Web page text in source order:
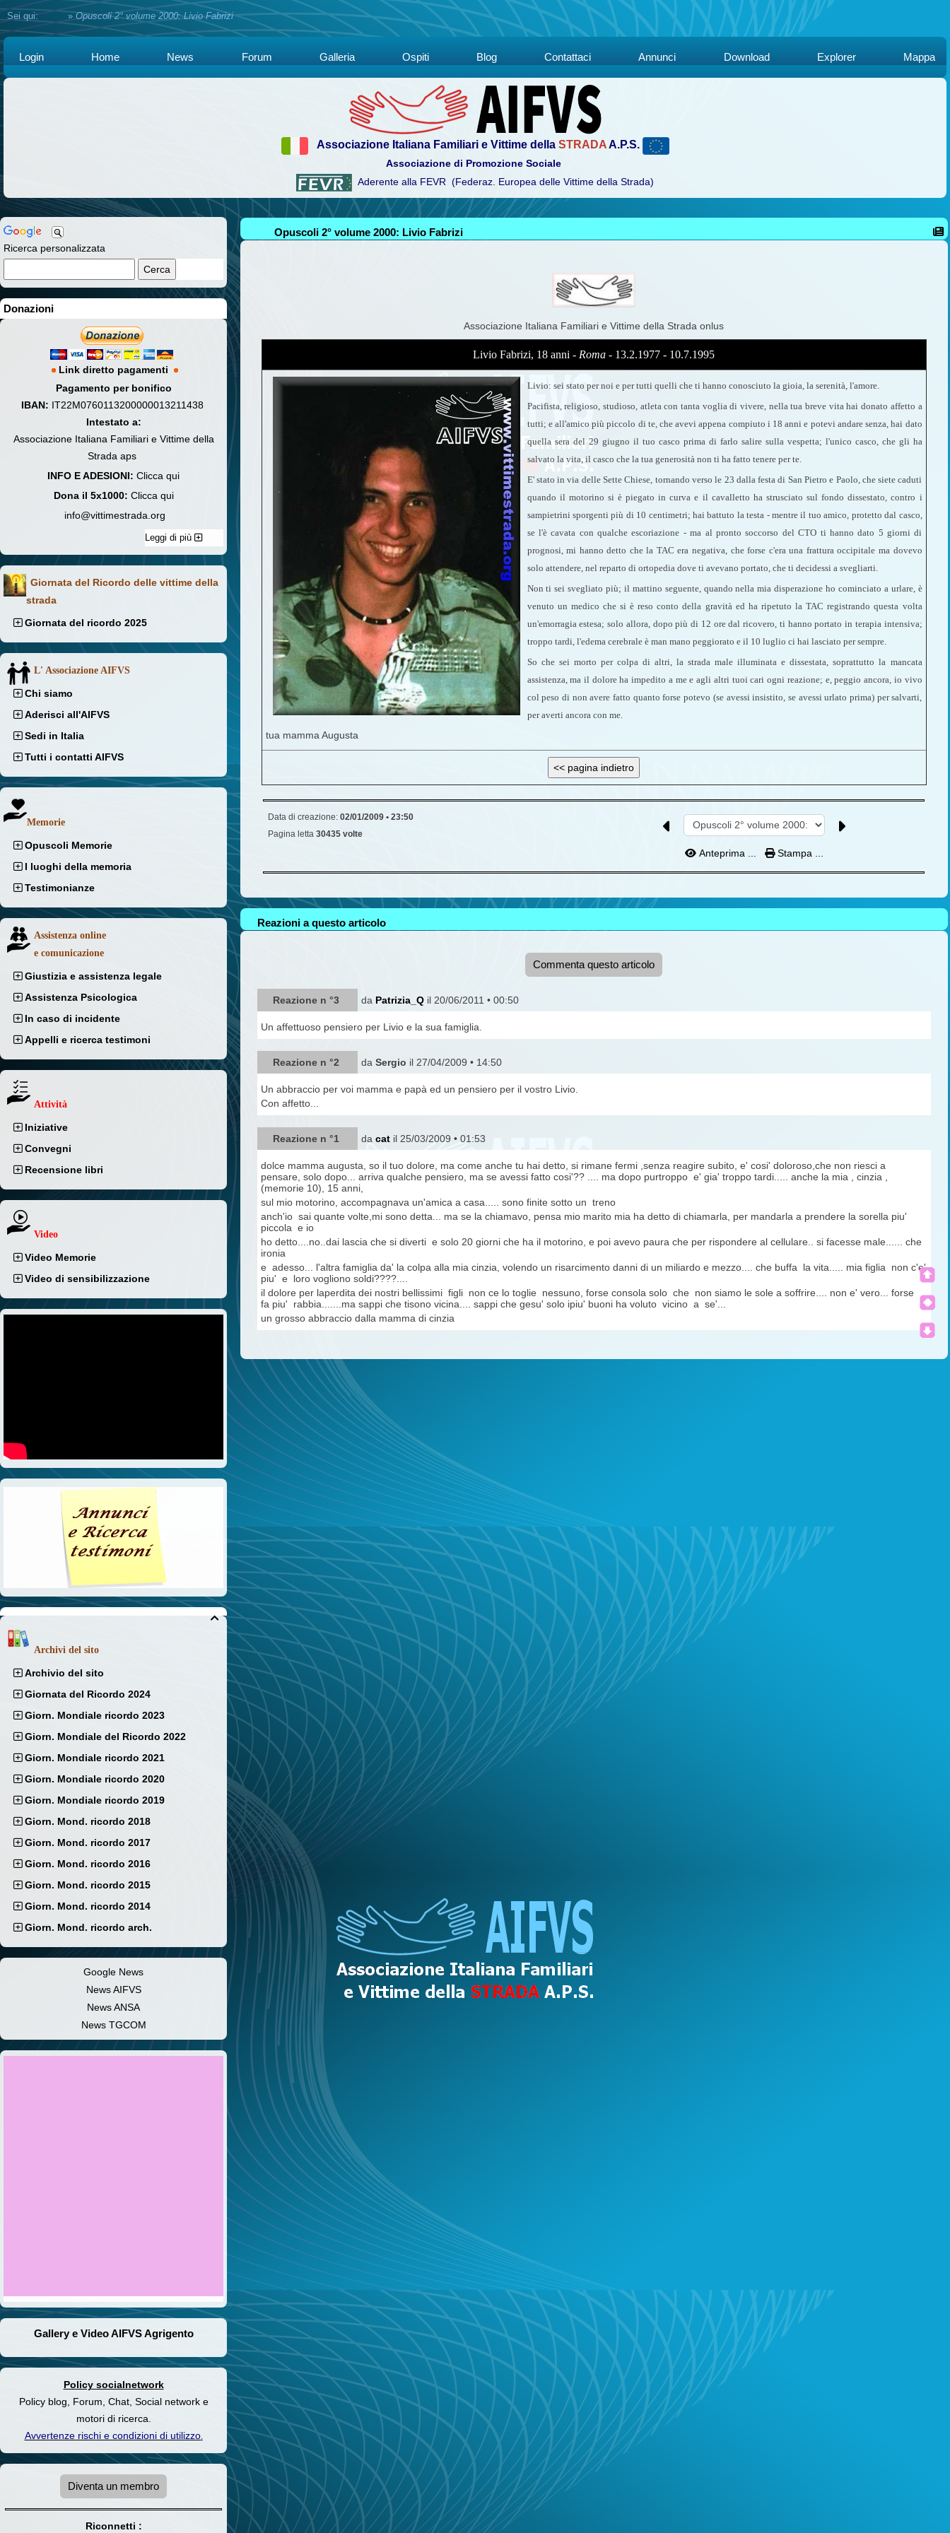
Sei qui:Home »Opuscoli 2° volume 2000: Livio Fabrizi
Login Home News Forum Galleria Ospiti Blog Contattaci Annunci Download Explorer Mappa
Associazione Italiana Familiari e Vittime della STRADAA.P.S.
Associazione di Promozione Sociale
Aderente alla FEVR (Federaz. Europea delle Vittime della Strada)
Ricerca personalizzata
Donazioni
Link diretto pagamenti
Pagamento per bonifico
IBAN: IT22M0760113200000013211438
Intestato a:
Associazione Italiana Familiari e Vittime della
Strada aps
INFO E ADESIONI: Clicca qui
Dona il 5x1000: Clicca qui
info@vittimestrada.org
Leggi di più
Giornata del Ricordo delle vittime della
strada
Giornata del ricordo 2025
L' Associazione AIFVS
Chi siamo
Aderisci all'AIFVS
Sedi in Italia
Tutti i contatti AIFVS
Memorie
Opuscoli Memorie
I luoghi della memoria
Testimonianze
Assistenza online
e comunicazione
Giustizia e assistenza legale
Assistenza Psicologica
In caso di incidente
Appelli e ricerca testimoni
Attività
Iniziative
Convegni
Recensione libri
Video
Video Memorie
Video di sensibilizzazione

Archivi del sito
Archivio del sito
Giornata del Ricordo 2024
Giorn. Mondiale ricordo 2023
Giorn. Mondiale del Ricordo 2022
Giorn. Mondiale ricordo 2021
Giorn. Mondiale ricordo 2020
Giorn. Mondiale ricordo 2019
Giorn. Mond. ricordo 2018
Giorn. Mond. ricordo 2017
Giorn. Mond. ricordo 2016
Giorn. Mond. ricordo 2015
Giorn. Mond. ricordo 2014
Giorn. Mond. ricordo arch.
Google News
News AIFVS
News ANSA
News TGCOM
Gallery e Video AIFVS Agrigento
Policy socialnetwork
Policy blog, Forum, Chat, Social network e
motori di ricerca.
Avvertenze rischi e condizioni di utilizzo.
Diventa un membro
Riconnetti :
Opuscoli 2° volume 2000: Livio Fabrizi
Associazione Italiana Familiari e Vittime della Strada onlus
Livio Fabrizi, 18 anni - Roma - 13.2.1977 - 10.7.1995
Livio: sei stato per noi e per tutti quelli che ti hanno conosciuto la gioia, la serenità, l'amore.
Pacifista, religioso, studioso, atleta con tanta voglia di vivere, nella tua breve vita hai donato affetto a
tutti; e all'amico più piccolo di te, che avevi appena compiuto i 18 anni e potevi andare senza, hai dato
quella sera del 29 giugno il tuo casco prima di farlo salire sulla vespetta; l'unico casco, che gli ha
salvato la vita, il casco che la tua generosità non ti ha fatto tenere per te.
E' stato in via delle Sette Chiese, tornando verso le 23 dalla festa di San Pietro e Paolo, che siete caduti
quando il motorino si è piegato in curva e il cavalletto ha strusciato sul fondo dissestato, contro i
sampietrini sporgenti più di 10 centimetri; hai battuto la testa - mentre il tuo amico, protetto dal casco,
se l'è cavata con qualche escoriazione - ma al pronto soccorso del CTO ti hanno dato 5 giorni di
prognosi, mi hanno detto che la TAC era negativa, che forse c'era una frattura occipitale ma dovevo
solo attendere, nel reparto di ortopedia dove ti avevano portato, che ti decidessi a svegliarti.
Non ti sei svegliato più; il mattino seguente, quando nella mia disperazione ho cominciato a urlare, è
venuto un medico che si è reso conto della gravità ed ha ripetuto la TAC registrando questa volta
un'emorragia estesa; solo allora, dopo più di 12 ore dal ricovero, ti hanno portato in terapia intensiva;
troppo tardi, l'edema cerebrale è man mano peggiorato e il 10 luglio ci hai lasciato per sempre.
So che sei morto per colpa di altri, la strada male illuminata e dissestata, soprattutto la mancata
assistenza, ma il dolore ha impedito a me e agli altri tuoi cari ogni reazione; e, peggio ancora, io vivo
col peso di non avere fatto quanto forse potevo (se avessi insistito, se avessi urlato prima) per salvarti,
per averti ancora con me.
tua mamma Augusta
Data di creazione: 02/01/2009 • 23:50
Pagina letta 30435 volte
Anteprima ... Stampa ...
Reazioni a questo articolo
Commenta questo articolo
Reazione n °3 da Patrizia_Q il 20/06/2011 • 00:50
Un affettuoso pensiero per Livio e la sua famiglia.
Reazione n °2 da Sergio il 27/04/2009 • 14:50
Un abbraccio per voi mamma e papà ed un pensiero per il vostro Livio.
Con affetto...
Reazione n °1 da cat il 25/03/2009 • 01:53
dolce mamma augusta, so il tuo dolore, ma come anche tu hai detto, si rimane fermi ,senza reagire subito, e' cosi' doloroso,che non riesci a
pensare, solo dopo... arriva qualche pensiero, ma se avessi fatto cosi'?? .... ma dopo purtroppo e' gia' troppo tardi..... anche la mia , cinzia ,
(memorie 10), 15 anni,
sul mio motorino, accompagnava un'amica a casa..... sono finite sotto un treno
anch'io sai quante volte,mi sono detta... ma se la chiamavo, pensa mio marito mia ha detto di chiamarla, per mandarla a prendere la sorella piu'
piccola e io
ho detto....no..dai lascia che si diverti e solo 20 giorni che ha il motorino, e poi avevo paura che per rispondere al cellulare.. si facesse male...... che
ironia
e adesso... l'altra famiglia da' la colpa alla mia cinzia, volendo un risarcimento danni di un miliardo e mezzo.... che buffa la vita..... mia figlia non c'e'
piu' e loro vogliono soldi????....
il dolore per laperdita dei nostri bellissimi figli non ce lo toglie nessuno, forse consola solo che non siamo le sole a soffrire.... non e' vero... forse
fa piu' rabbia.......ma sappi che tisono vicina.... sappi che gesu' solo ipiu' buoni ha voluto vicino a se'...
un grosso abbraccio dalla mamma di cinzia